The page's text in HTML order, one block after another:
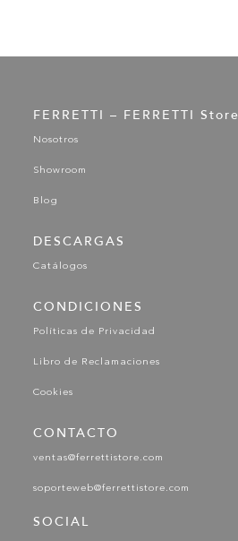
FERRETTI – FERRETTI Store
Nosotros
Showroom
Blog
DESCARGAS
Catálogos
CONDICIONES
Políticas de Privacidad
Libro de Reclamaciones
Cookies
CONTACTO
ventas@ferrettistore.com
soporteweb@ferrettistore.com
SOCIAL